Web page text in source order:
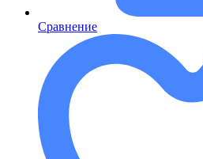
Сравнение